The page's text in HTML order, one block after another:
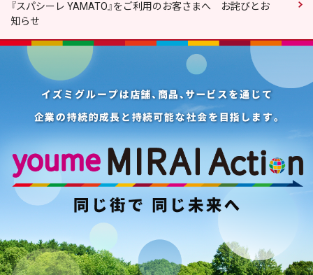
『スパシーレ YAMATO』をご利用のお客さまへ お詫びとお
知らせ